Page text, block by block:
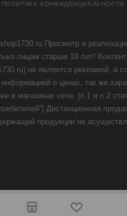
ПОЛИТИКА КОНФИДЕНЦИАЛЬНОСТИ
Просмотр и
лицам старше 18 лет!
не является рекламой, а
о ценах, так же
в магазинах сети. (п.1 и п.2
Дистанционная
продукции не